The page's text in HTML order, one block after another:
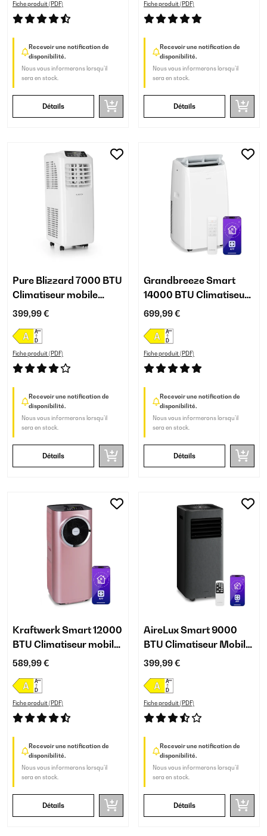
Fiche produit (PDF)
Recevoir une notification de
disponibilité.
Nous vous informerons lorsqu’il
sera en stock.
Détails
Fiche produit (PDF)
Recevoir une notification de
disponibilité.
Nous vous informerons lorsqu’il
sera en stock.
Détails
Pure Blizzard 7000 BTU
Climatiseur mobile
Blanc
399,99 €
Fiche produit (PDF)
Recevoir une notification de
disponibilité.
Nous vous informerons lorsqu’il
sera en stock.
Détails
Grandbreeze Smart
14000 BTU Climatiseur
Mobile Blanc
699,99 €
Fiche produit (PDF)
Recevoir une notification de
disponibilité.
Nous vous informerons lorsqu’il
sera en stock.
Détails
Kraftwerk Smart 12000
BTU Climatiseur mobile
Or rose
589,99 €
Fiche produit (PDF)
Recevoir une notification de
disponibilité.
Nous vous informerons lorsqu’il
sera en stock.
Détails
AireLux Smart 9000
BTU Climatiseur Mobile
Gris Foncé
399,99 €
Fiche produit (PDF)
Recevoir une notification de
disponibilité.
Nous vous informerons lorsqu’il
sera en stock.
Détails